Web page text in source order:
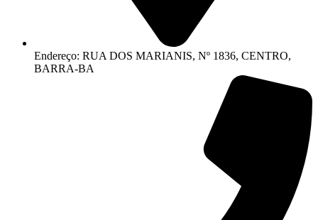
Endereço: RUA DOS MARIANIS, Nº 1836, CENTRO,
BARRA-BA